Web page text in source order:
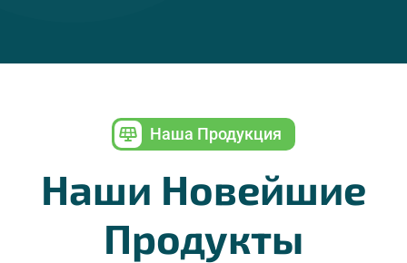
Наша Продукция
Наши Новейшие
Продукты